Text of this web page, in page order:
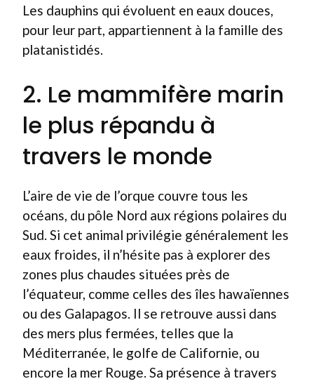
Les dauphins qui évoluent en eaux douces,
pour leur part, appartiennent à la famille des
platanistidés.
2. Le mammifère marin
le plus répandu à
travers le monde
L’aire de vie de l’orque couvre tous les
océans, du pôle Nord aux régions polaires du
Sud. Si cet animal privilégie généralement les
eaux froides, il n’hésite pas à explorer des
zones plus chaudes situées près de
l’équateur, comme celles des îles hawaïennes
ou des Galapagos. Il se retrouve aussi dans
des mers plus fermées, telles que la
Méditerranée, le golfe de Californie, ou
encore la mer Rouge. Sa présence à travers